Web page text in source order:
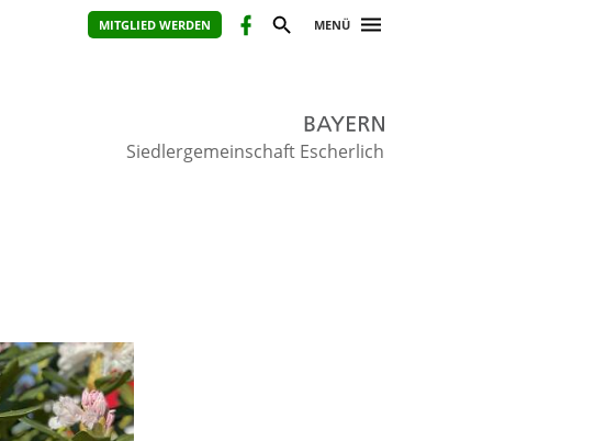
MITGLIED WERDEN MENÜ
Siedlergemeinschaft Escherlich